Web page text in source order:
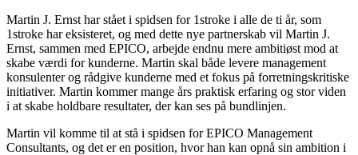
Martin J. Ernst har stået i spidsen for 1stroke i alle de ti år, som
1stroke har eksisteret, og med dette nye partnerskab vil Martin J.
Ernst, sammen med EPICO, arbejde endnu mere ambitiøst mod at
skabe værdi for kunderne. Martin skal både levere management
konsulenter og rådgive kunderne med et fokus på forretningskritiske
initiativer. Martin kommer mange års praktisk erfaring og stor viden
i at skabe holdbare resultater, der kan ses på bundlinjen.
Martin vil komme til at stå i spidsen for EPICO Management
Consultants, og det er en position, hvor han kan opnå sin ambition i